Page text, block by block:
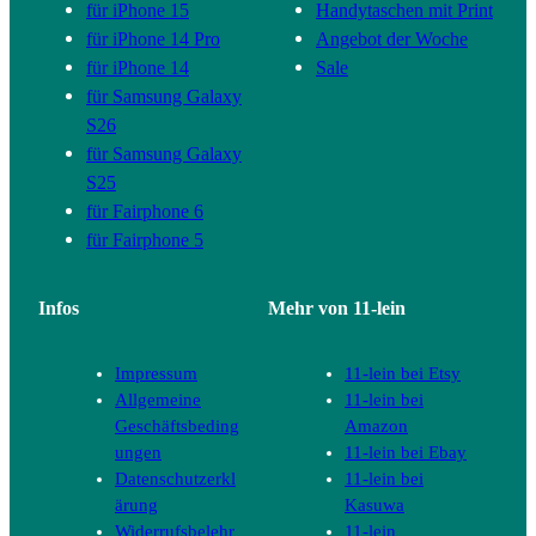
für iPhone 15
für iPhone 14 Pro
für iPhone 14
für Samsung Galaxy
S26
für Samsung Galaxy
S25
für Fairphone 6
für Fairphone 5
Handytaschen mit Print
Angebot der Woche
Sale
Infos
Impressum
Allgemeine
Geschäftsbeding
ungen
Datenschutzerkl
ärung
Widerrufsbelehr
Mehr von 11-lein
11-lein bei Etsy
11-lein bei
Amazon
11-lein bei Ebay
11-lein bei
Kasuwa
11-lein